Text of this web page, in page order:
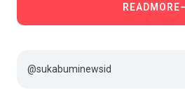
READMORE
@sukabuminewsid